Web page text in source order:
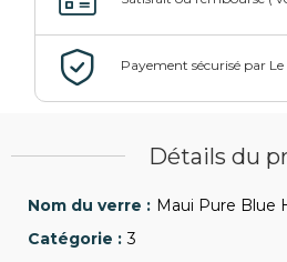
Détails du
Maui Pure Blue
3